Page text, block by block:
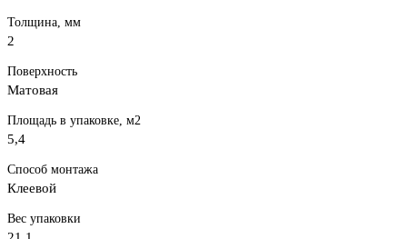
Толщина, мм
2
Поверхность
Матовая
Площадь в упаковке, м2
5,4
Способ монтажа
Клеевой
Вес упаковки